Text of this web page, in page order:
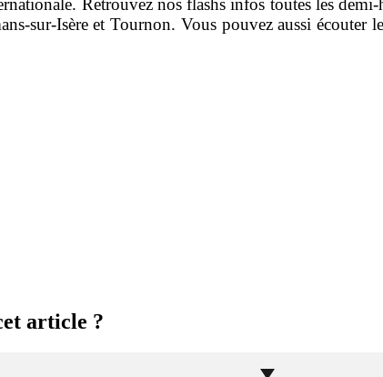
Retrouvez nos flashs infos toutes les demi-
sur-Isère et Tournon. Vous pouvez aussi écouter
article ?